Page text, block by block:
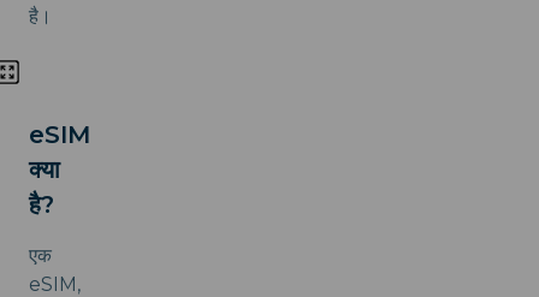
है।
eSIM
क्या
है?
एक
eSIM,